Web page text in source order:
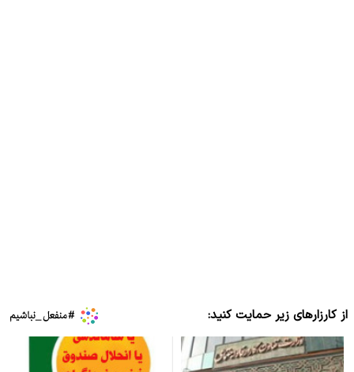
از کارزارهای زیر حمایت کنید: